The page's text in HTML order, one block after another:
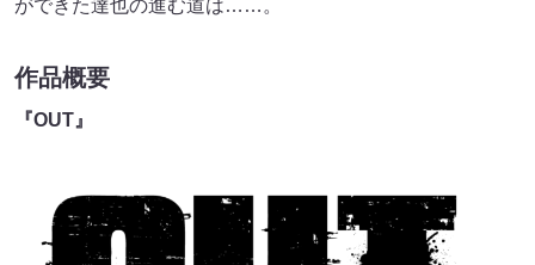
ができた達也の進む道は……。
作品概要
『OUT』